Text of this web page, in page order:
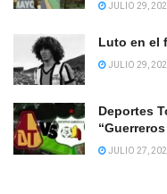
JULIO 29,
Luto en el
JULIO 29,
Deportes
JULIO 27,